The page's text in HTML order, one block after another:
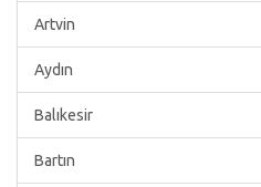
Artvin
Aydın
Balıkesir
Bartın